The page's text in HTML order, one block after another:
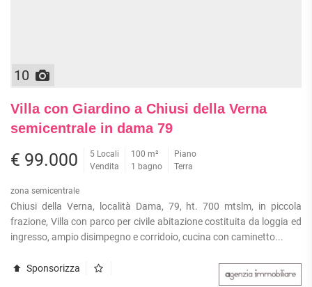
10
Villa con Giardino a Chiusi della Verna
semicentrale in dama 79
€ 99.000
5 Locali
Vendita
100 m²
1 bagno
Piano
Terra
zona semicentrale
Chiusi della Verna, località Dama, 79, ht. 700 mtslm, in piccola
frazione, Villa con parco per civile abitazione costituita da loggia ed
ingresso, ampio disimpegno e corridoio, cucina con caminetto...
Sponsorizza